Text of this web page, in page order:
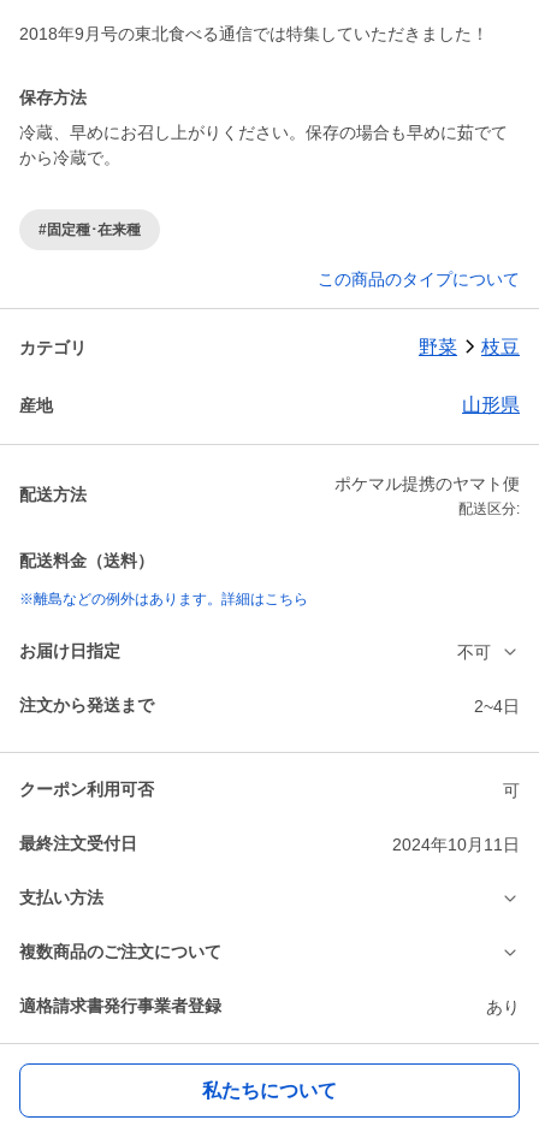
2018年9月号の東北食べる通信では特集していただきました！
保存方法
冷蔵、早めにお召し上がりください。保存の場合も早めに茹でて
から冷蔵で。
#固定種･在来種
この商品のタイプについて
カテゴリ 野菜 枝豆
産地 山形県
配送方法
ポケマル提携のヤマト便
配送区分:
配送料金（送料）
※離島などの例外はあります。詳細はこちら
お届け日指定 不可
注文から発送まで 2~4日
クーポン利用可否 可
最終注文受付日 2024年10月11日
支払い方法
複数商品のご注文について
適格請求書発行事業者登録 あり
私たちについて